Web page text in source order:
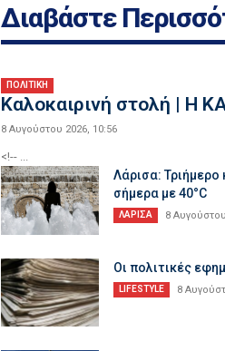
Διαβάστε
ΠΟΛΙΤΙΚΗ
Καλοκαιρινή στολή | Η
8 Αυγούστου 2026, 10:56
<!-- ...
Λάρισα:
σήμερα με 40°C
ΛΑΡΙΣΑ 8
Οι πολιτικές
LIFESTYLE 8